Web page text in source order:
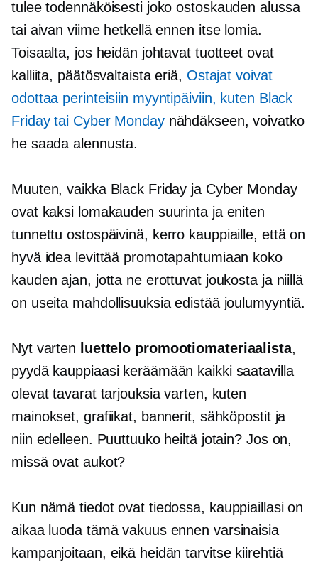
tulee todennäköisesti joko ostoskauden alussa
tai aivan viime hetkellä ennen itse lomia.
Toisaalta, jos heidän johtavat tuotteet ovat
kalliita, päätösvaltaistaeriä, Ostajat voivat
odottaa perinteisiin myyntipäiviin, kuten Black
Friday tai Cyber ​​Mondaynähdäkseen, voivatko
he saada alennusta.
Muuten, vaikka Black Friday ja Cyber ​​Monday
ovat kaksi lomakauden suurinta ja eniten
tunnettu ostospäivinä, kerro kauppiaille, että on
hyvä idea levittää promotapahtumiaan koko
kauden ajan, jotta ne erottuvat joukosta ja niillä
on useita mahdollisuuksia edistää joulumyyntiä.
Nyt varten luettelo promootiomateriaalista,
pyydä kauppiaasi keräämään kaikki saatavilla
olevat tavarat tarjouksia varten, kuten
mainokset, grafiikat, bannerit, sähköpostit ja
niin edelleen. Puuttuuko heiltä jotain? Jos on,
missä ovat aukot?
Kun nämä tiedot ovat tiedossa, kauppiaillasi on
aikaa luoda tämä vakuus ennen varsinaisia ​​
kampanjoitaan, eikä heidän tarvitse kiirehtiä